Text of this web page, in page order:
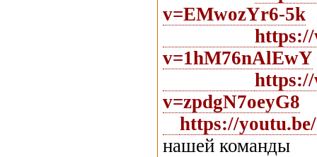
v=EMwozYr6-5k
https://
v=1hM76nAlEwY
https://
v=zpdgN7oeyG8
https://
нашей команды